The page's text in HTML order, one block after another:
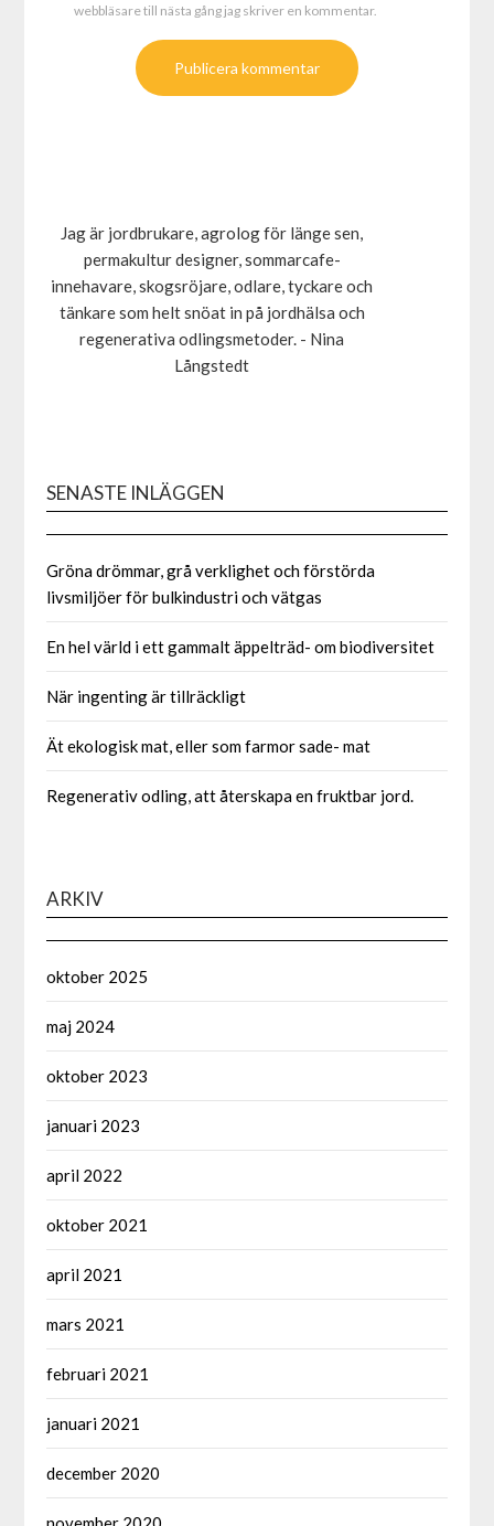
webbläsare till nästa gång jag skriver en kommentar.
Jag är jordbrukare, agrolog för länge sen,
permakultur designer, sommarcafe-
innehavare, skogsröjare, odlare, tyckare och
tänkare som helt snöat in på jordhälsa och
regenerativa odlingsmetoder. - Nina
Långstedt
SENASTE INLÄGGEN
Gröna drömmar, grå verklighet och förstörda
livsmiljöer för bulkindustri och vätgas
En hel värld i ett gammalt äppelträd- om biodiversitet
När ingenting är tillräckligt
Ät ekologisk mat, eller som farmor sade- mat
Regenerativ odling, att återskapa en fruktbar jord.
ARKIV
oktober 2025
maj 2024
oktober 2023
januari 2023
april 2022
oktober 2021
april 2021
mars 2021
februari 2021
januari 2021
december 2020